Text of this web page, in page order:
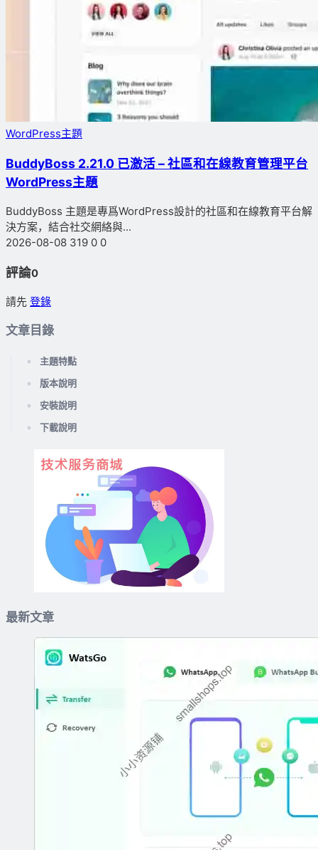
WordPress主題
BuddyBoss 2.21.0 已激活 – 社區和在線教育管理平台
WordPress主題
BuddyBoss 主題是專爲WordPress設計的社區和在線教育平台解
決方案，結合社交網絡與...
2026-08-08 319 0 0
評論0
請先 登錄
文章目錄
主題特點
版本說明
安裝說明
下載說明
最新文章